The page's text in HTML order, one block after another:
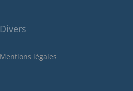
mai 2022
décembre 2021
Divers
Mentions légales